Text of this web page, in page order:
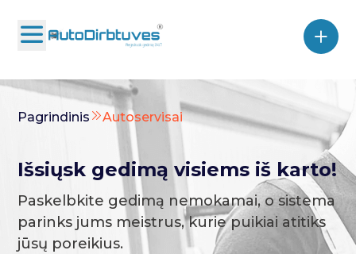
Pagrindinis Autoservisai
Išsiųsk gedimą visiems iš karto!
Paskelbkite gedimą nemokamai, o sistema
parinks jums meistrus, kurie puikiai atitiks
jūsų poreikius.